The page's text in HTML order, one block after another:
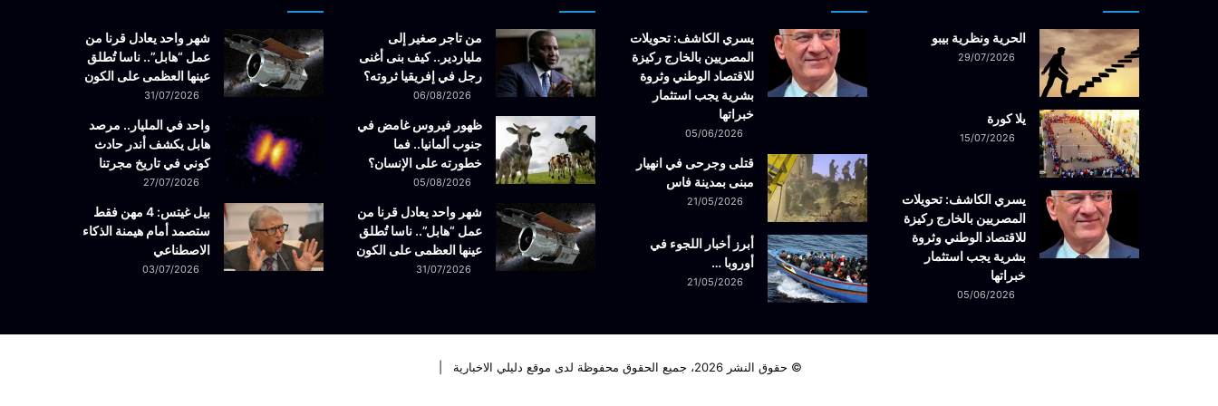
الحرية ونظرية بيبو
29/07/2026
يلا كورة
15/07/2026
يسري الكاشف: تحويلات
المصريين بالخارج ركيزة
للاقتصاد الوطني وثروة
بشرية يجب استثمار
خبراتها
05/06/2026
يسري الكاشف: تحويلات
المصريين بالخارج ركيزة
للاقتصاد الوطني وثروة
بشرية يجب استثمار
خبراتها
05/06/2026
قتلى وجرحى في انهيار
مبنى بمدينة فاس
21/05/2026
أبرز أخبار اللجوء في
أوروبا …
21/05/2026
من تاجر صغير إلى
ملياردير.. كيف بنى أغنى
رجل في إفريقيا ثروته؟
06/08/2026
ظهور فيروس غامض في
جنوب ألمانيا.. فما
خطورته على الإنسان؟
05/08/2026
شهر واحد يعادل قرنا من
عمل “هابل”.. ناسا تُطلق
عينها العظمى على الكون
31/07/2026
شهر واحد يعادل قرنا من
عمل “هابل”.. ناسا تُطلق
عينها العظمى على الكون
31/07/2026
واحد في المليار.. مرصد
هابل يكشف أندر حادث
كوني في تاريخ مجرتنا
27/07/2026
بيل غيتس: 4 مهن فقط
ستصمد أمام هيمنة الذكاء
الاصطناعي
03/07/2026
© حقوق النشر 2026، جميع الحقوق محفوظة لدى موقع دليلي الاخبارية |